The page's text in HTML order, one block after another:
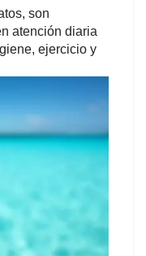
son
atención diaria
ejercicio y